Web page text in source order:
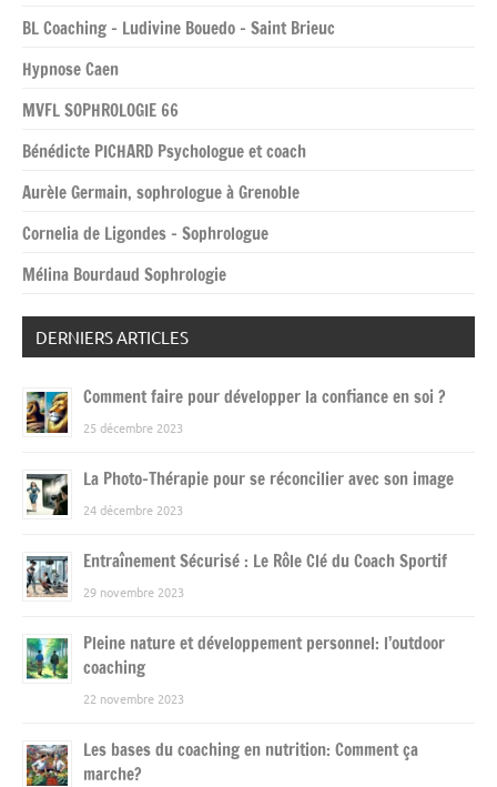
BL Coaching – Ludivine Bouedo – Saint Brieuc
Hypnose Caen
MVFL SOPHROLOGIE 66
Bénédicte PICHARD Psychologue et coach
Aurèle Germain, sophrologue à Grenoble
Cornelia de Ligondes – Sophrologue
Mélina Bourdaud Sophrologie
DERNIERS ARTICLES
Comment faire pour développer la confiance en soi ?
25 décembre 2023
La Photo-Thérapie pour se réconcilier avec son image
24 décembre 2023
Entraînement Sécurisé : Le Rôle Clé du Coach Sportif
29 novembre 2023
Pleine nature et développement personnel: l’outdoor
coaching
22 novembre 2023
Les bases du coaching en nutrition: Comment ça
marche?